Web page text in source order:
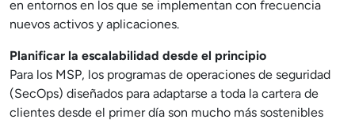
en entornos en los que se implementan con frecuencia
nuevos activos y aplicaciones.
Planificar la escalabilidad desde el principio
Para los MSP, los programas de operaciones de seguridad
(SecOps) diseñados para adaptarse a toda la cartera de
clientes desde el primer día son mucho más sostenibles